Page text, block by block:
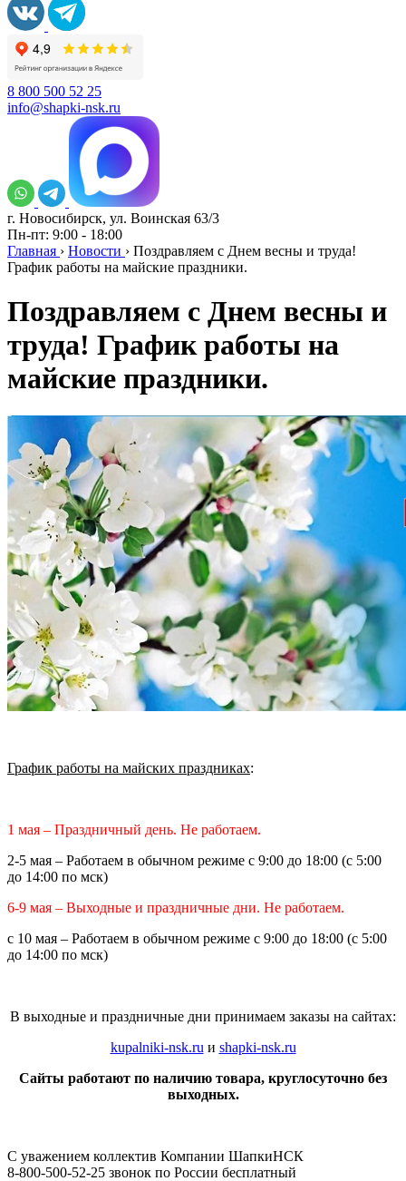
8 800 500 52 25
info@shapki-nsk.ru
г. Новосибирск, ул. Воинская 63/3
Пн-пт: 9:00 - 18:00
Главная › Новости › Поздравляем с Днем весны и труда!
График работы на майские праздники.
Поздравляем с Днем весны и
труда! График работы на
майские праздники.
График работы на майских праздниках:
1 мая – Праздничный день. Не работаем.
2-5 мая – Работаем в обычном режиме с 9:00 до 18:00 (с 5:00
до 14:00 по мск)
6-9 мая – Выходные и праздничные дни. Не работаем.
с 10 мая – Работаем в обычном режиме с 9:00 до 18:00 (с 5:00
до 14:00 по мск)
В выходные и праздничные дни принимаем заказы на сайтах:
kupalniki-nsk.ru и shapki-nsk.ru
Сайты работают по наличию товара, круглосуточно без
выходных.
С уважением коллектив Компании ШапкиНСК
8-800-500-52-25 звонок по России бесплатный